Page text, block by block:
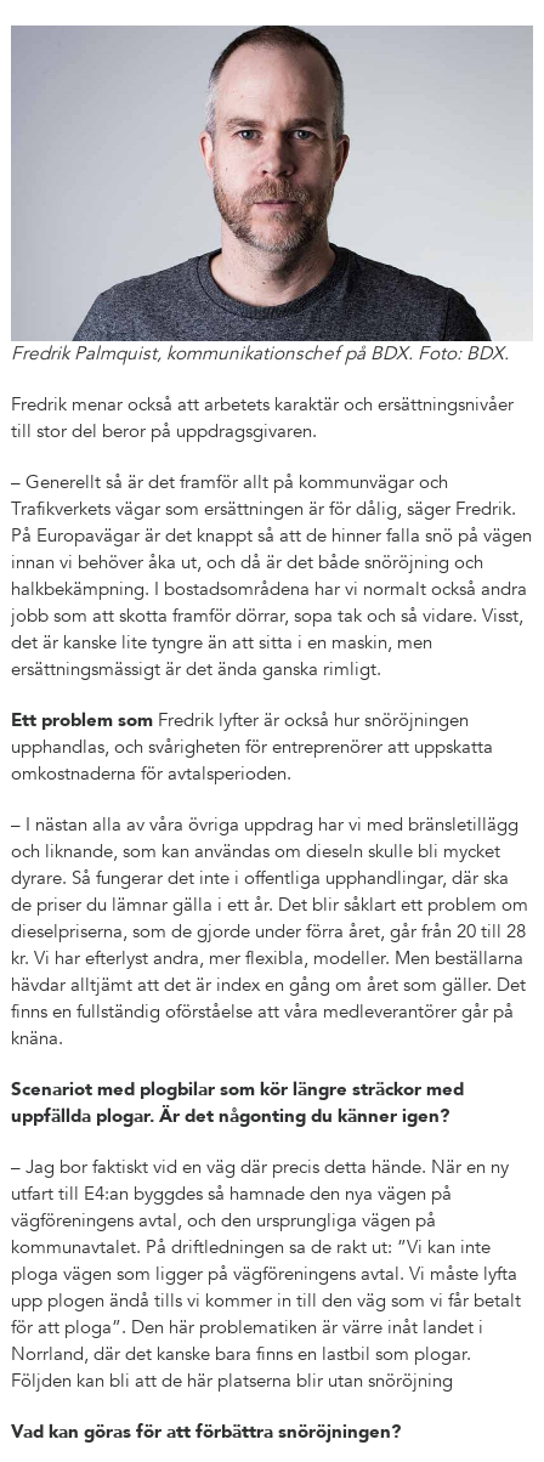
Fredrik Palmquist, kommunikationschef på BDX. Foto: BDX.
Fredrik menar också att arbetets karaktär och ersättningsnivåer
till stor del beror på uppdragsgivaren.
– Generellt så är det framför allt på kommunvägar och
Trafikverkets vägar som ersättningen är för dålig, säger Fredrik.
På Europavägar är det knappt så att de hinner falla snö på vägen
innan vi behöver åka ut, och då är det både snöröjning och
halkbekämpning. I bostadsområdena har vi normalt också andra
jobb som att skotta framför dörrar, sopa tak och så vidare. Visst,
det är kanske lite tyngre än att sitta i en maskin, men
ersättningsmässigt är det ända ganska rimligt.
Ett problem somFredrik lyfter är också hur snöröjningen
upphandlas, och svårigheten för entreprenörer att uppskatta
omkostnaderna för avtalsperioden.
– I nästan alla av våra övriga uppdrag har vi med bränsletillägg
och liknande, som kan användas om dieseln skulle bli mycket
dyrare. Så fungerar det inte i offentliga upphandlingar, där ska
de priser du lämnar gälla i ett år. Det blir såklart ett problem om
dieselpriserna, som de gjorde under förra året, går från 20 till 28
kr. Vi har efterlyst andra, mer flexibla, modeller. Men beställarna
hävdar alltjämt att det är index en gång om året som gäller. Det
finns en fullständig oförståelse att våra medleverantörer går på
knäna.
Scenariot med plogbilar som kör längre sträckor med
uppfällda plogar. Är det någonting du känner igen?
– Jag bor faktiskt vid en väg där precis detta hände. När en ny
utfart till E4:an byggdes så hamnade den nya vägen på
vägföreningens avtal, och den ursprungliga vägen på
kommunavtalet. På driftledningen sa de rakt ut: ”Vi kan inte
ploga vägen som ligger på vägföreningens avtal. Vi måste lyfta
upp plogen ändå tills vi kommer in till den väg som vi får betalt
för att ploga”. Den här problematiken är värre inåt landet i
Norrland, där det kanske bara finns en lastbil som plogar.
Följden kan bli att de här platserna blir utan snöröjning
Vad kan göras för att förbättra snöröjningen?